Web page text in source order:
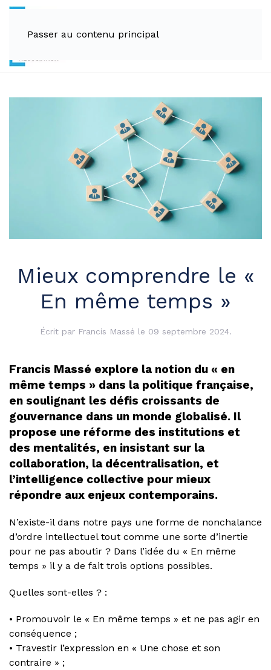
Passer au contenu principal
Mieux comprendre le «
En même temps »
Écrit par Francis Massé le 09 septembre 2024.
Francis Massé explore la notion du « en
même temps » dans la politique française,
en soulignant les défis croissants de
gouvernance dans un monde globalisé. Il
propose une réforme des institutions et
des mentalités, en insistant sur la
collaboration, la décentralisation, et
l’intelligence collective pour mieux
répondre aux enjeux contemporains.
N’existe-il dans notre pays une forme de nonchalance
d’ordre intellectuel tout comme une sorte d’inertie
pour ne pas aboutir ? Dans l’idée du « En même
temps » il y a de fait trois options possibles.
Quelles sont-elles ? :
• Promouvoir le « En même temps » et ne pas agir en
conséquence ;
• Travestir l’expression en « Une chose et son
contraire » ;